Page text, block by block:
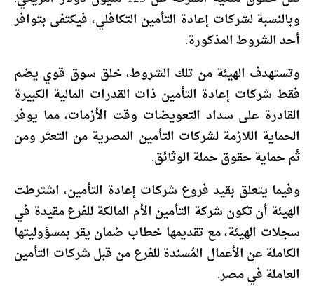
وبالنسبة لشركات إعادة التأمين التكافلي، فيكتفى بتوافر
أحد الشروط المذكورة.
وتستهدف الهيئة من تلك الشروط، خلق سوق قوي يضم
فقط شركات إعادة التأمين ذات القدرات المالية الكبيرة
القادرة على سداد التعويضات وقت الأزمات، مما يوفر
الحماية اللازمة لشركات التأمين المصرية من التعثر ومن
ثَم حماية حقوق حملة الوثائق.
وفيما يتعلق بقيد فروع شركات إعادة التأمين، اشترطت
الهيئة أن تكون شركة التأمين الأم المالكة للفرع مقيدة في
سجلات الهيئة، مع تقديمها خطاب ضمان يقر بمسؤوليتها
الكاملة عن الأعمال المُسندة للفرع من قبل شركات التأمين
العاملة في مصر.